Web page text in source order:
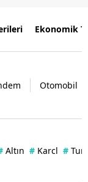
Ekonomik
Otomobil
Altın # Karcl #